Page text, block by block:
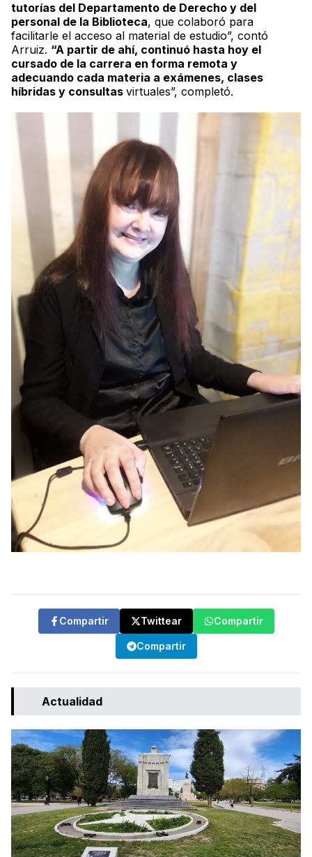
tutorías del Departamento de Derecho y del
personal de la Biblioteca, que colaboró para
facilitarle el acceso al material de estudio”, contó
Arruiz. “A partir de ahí, continuó hasta hoy el
cursado de la carrera en forma remota y
adecuando cada materia a exámenes, clases
híbridas y consultas virtuales”, completó.
Compartir Twittear Compartir
Compartir
Actualidad